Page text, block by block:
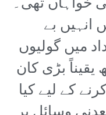
بے
میں گولیوں
بڑی کان
کے لیے کیا